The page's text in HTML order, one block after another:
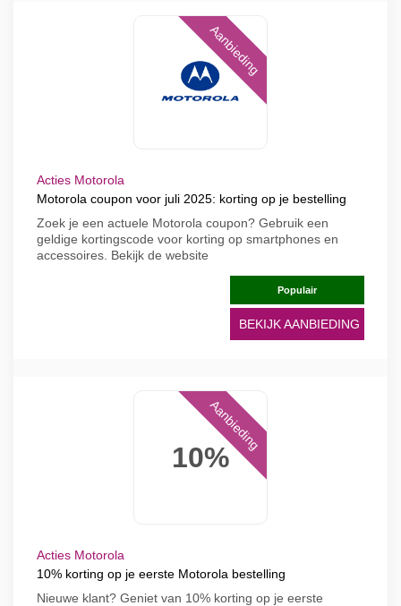
Aanbieding
Acties Motorola
Motorola coupon voor juli 2025: korting op je bestelling
Zoek je een actuele Motorola coupon? Gebruik een
geldige kortingscode voor korting op smartphones en
accessoires. Bekijk de website
Populair
BEKIJK AANBIEDING
10%
Aanbieding
Acties Motorola
10% korting op je eerste Motorola bestelling
Nieuwe klant? Geniet van 10% korting op je eerste